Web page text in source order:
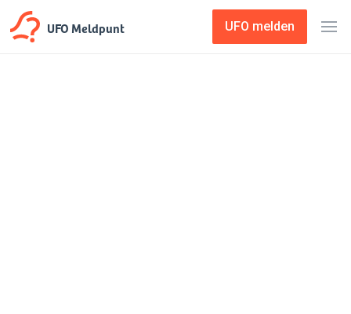
UFO Meldpunt UFO melden